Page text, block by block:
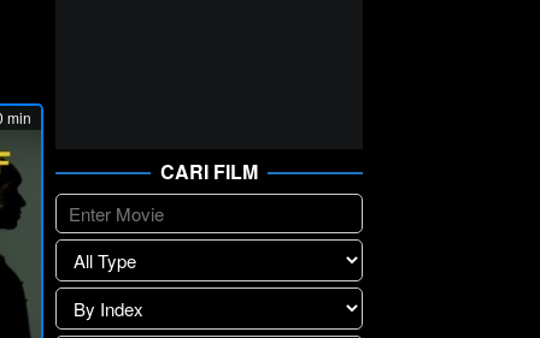
min
CARI FILM